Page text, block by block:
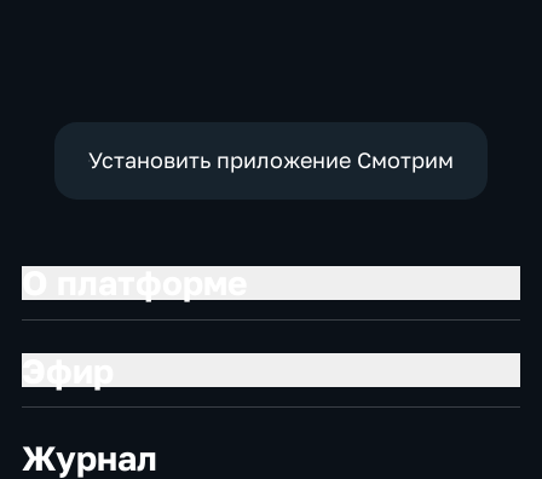
Установить приложение Смотрим
Журнал